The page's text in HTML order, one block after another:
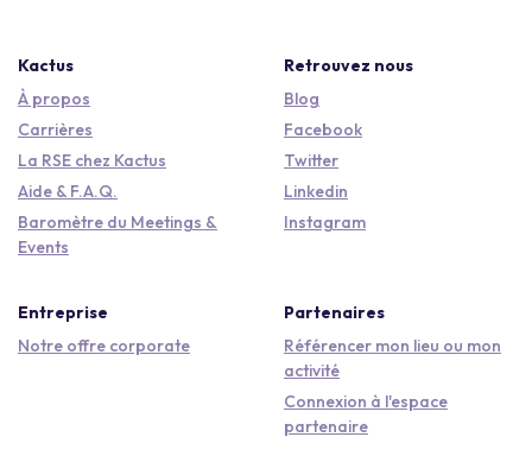
Kactus
À propos
Carrières
La RSE chez Kactus
Aide & F.A.Q.
Baromètre du Meetings &
Events
Retrouvez nous
Blog
Facebook
Twitter
Linkedin
Instagram
Entreprise
Notre offre corporate
Partenaires
Référencer mon lieu ou mon
activité
Connexion à l'espace
partenaire